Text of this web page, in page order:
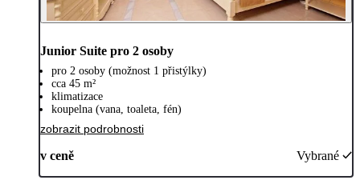
Junior Suite pro 2 osoby
pro 2 osoby (možnost 1 přistýlky)
cca 45 m²
klimatizace
koupelna (vana, toaleta, fén)
zobrazit podrobnosti
v ceně Vybrané